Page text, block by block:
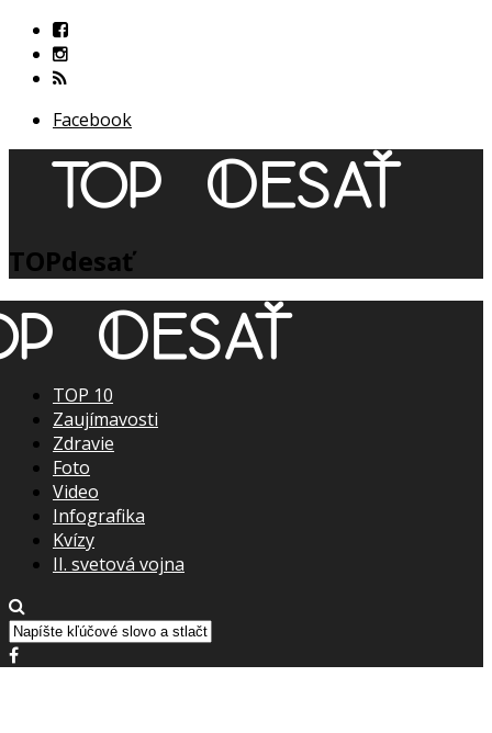
Facebook
TOPdesať
TOP 10
Zaujímavosti
Zdravie
Foto
Video
Infografika
Kvízy
II. svetová vojna